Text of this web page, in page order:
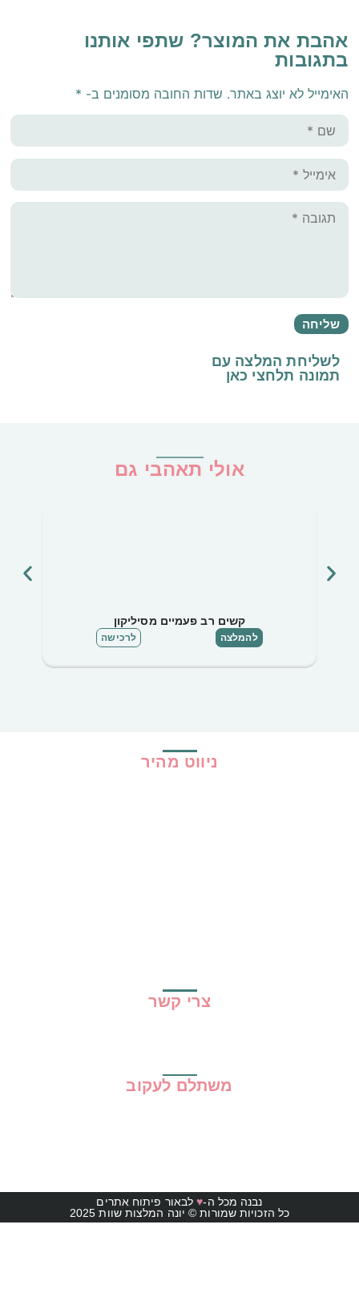
אהבת את המוצר? שתפי אותנו
בתגובות
האימייל לא יוצג באתר. שדות החובה מסומנים ב- *
לשליחת המלצה עם
תמונה תלחצי כאן
אולי תאהבי גם
קשים רב פעמיים מסיליקון
להמלצה לרכישה
ניווט מהיר
צרי קשר
משתלם לעקוב
נבנה מכל ה-♥לבאור פיתוח אתרים
כל הזכויות שמורות © יונה המלצות שוות 2025